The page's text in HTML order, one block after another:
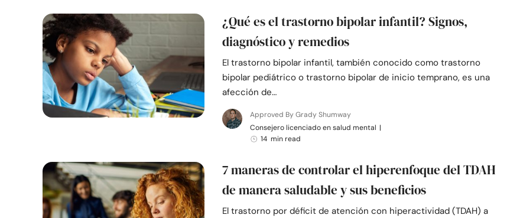
¿Qué es el trastorno bipolar infantil? Signos,
diagnóstico y remedios
El trastorno bipolar infantil, también conocido como trastorno
bipolar pediátrico o trastorno bipolar de inicio temprano, es una
afección de…
Approved By Grady Shumway
Consejero licenciado en salud mental |
14 min read
7 maneras de controlar el hiperenfoque del TDAH
de manera saludable y sus beneficios
El trastorno por déficit de atención con hiperactividad (TDAH) a